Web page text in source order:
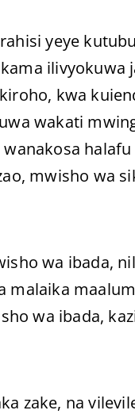
yeye
ilivyokuwa
kwa
wakati
mwisho wa
wa ibada,
malaika
wa ibada,
zake, na